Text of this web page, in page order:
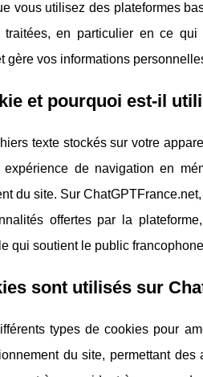
vous utilisez des plateformes
traitées, en particulier en ce
gère vos informations
et pourquoi est-il
texte stockés sur votre
de navigation en
du site. Sur
offertes par la
qui soutient le public
sont utilisés sur
types de cookies pour
du site, permettant